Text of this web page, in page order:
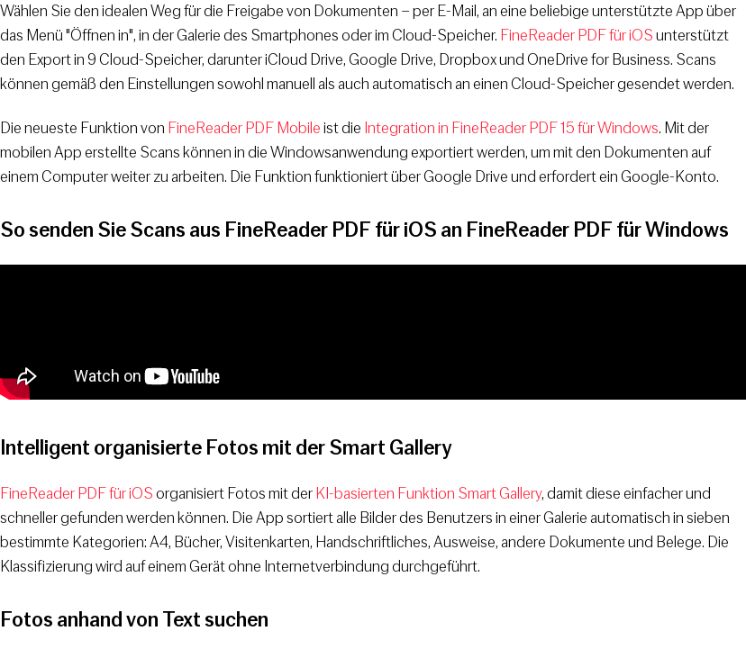
Wählen Sie den idealen Weg für die Freigabe von Dokumenten – per E-Mail, an eine beliebige unterstützte App über
das Menü "Öffnen in", in der Galerie des Smartphones oder im Cloud-Speicher. FineReader PDF für iOSunterstützt
den Export in 9 Cloud-Speicher, darunter iCloud Drive, Google Drive, Dropbox und OneDrive for Business. Scans
können gemäß den Einstellungen sowohl manuell als auch automatisch an einen Cloud-Speicher gesendet werden.
Die neueste Funktion von FineReader PDF Mobileist die Integration in FineReader PDF 15 für Windows. Mit der
mobilen App erstellte Scans können in die Windowsanwendung exportiert werden, um mit den Dokumenten auf
einem Computer weiter zu arbeiten. Die Funktion funktioniert über Google Drive und erfordert ein Google-Konto.
So senden Sie Scans aus FineReader PDF für iOS an FineReader PDF für Windows
Intelligent organisierte Fotos mit der Smart Gallery
FineReader PDF für iOSorganisiert Fotos mit derKI-basierten Funktion Smart Gallery, damit diese einfacher und
schneller gefunden werden können. Die App sortiert alle Bilder des Benutzers in einer Galerie automatisch in sieben
bestimmte Kategorien: A4, Bücher, Visitenkarten, Handschriftliches, Ausweise, andere Dokumente und Belege. Die
Klassifizierung wird auf einem Gerät ohne Internetverbindung durchgeführt.
Fotos anhand von Text suchen